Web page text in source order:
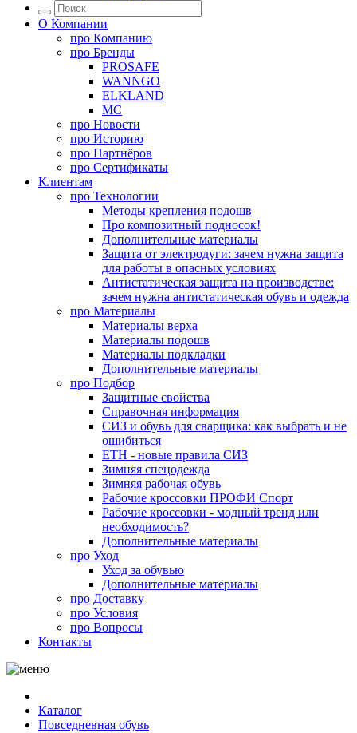
О Компании
про Компанию
про Бренды
PROSAFE
WANNGO
ELKLAND
MC
про Новости
про Историю
про Партнёров
про Сертификаты
Клиентам
про Технологии
Методы крепления подошв
Про композитный подносок!
Дополнительные материалы
Защита от электродуги: зачем нужна защита
для работы в опасных условиях
Антистатическая защита на производстве:
зачем нужна антистатическая обувь и одежда
про Материалы
Материалы верха
Материалы подошв
Материалы подкладки
Дополнительные материалы
про Подбор
Защитные свойства
Справочная информация
СИЗ и обувь для сварщика: как выбрать и не
ошибиться
ЕТН - новые правила СИЗ
Зимняя спецодежда
Зимняя рабочая обувь
Рабочие кроссовки ПРОФИ Спорт
Рабочие кроссовки - модный тренд или
необходимость?
Дополнительные материалы
про Уход
Уход за обувью
Дополнительные материалы
про Доставку
про Условия
про Вопросы
Контакты
Каталог
Повседневная обувь